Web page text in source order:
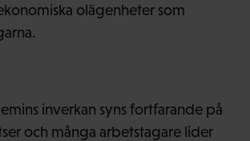
olägenheter som
inverkan syns fortfarande på
och många arbetstagare lider